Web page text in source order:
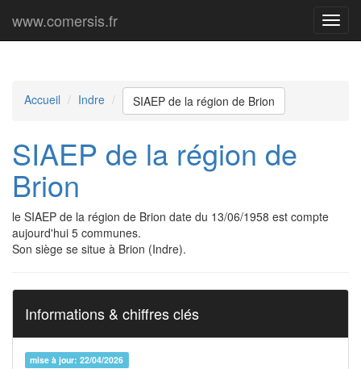
Menu
www.comersis.fr
Accueil Indre SIAEP de la région de Brion
SIAEP de la région de
Brion
le SIAEP de la région de Brion date du 13/06/1958 est compte
aujourd'hui 5 communes.
Son siège se situe à Brion (Indre).
Informations & chiffres clés
mise à jour: 22/04/2026